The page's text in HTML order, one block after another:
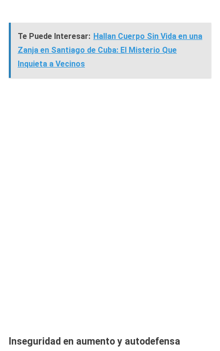
Te Puede Interesar: Hallan Cuerpo Sin Vida en una
Zanja en Santiago de Cuba: El Misterio Que
Inquieta a Vecinos
Inseguridad en aumento y autodefensa